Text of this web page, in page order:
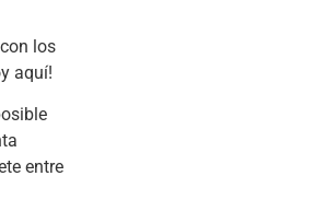
los
aquí!
entre